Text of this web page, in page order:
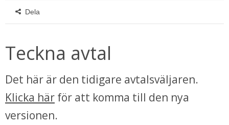
Dela
Teckna avtal
Klicka här för att komma till den nya
versionen.